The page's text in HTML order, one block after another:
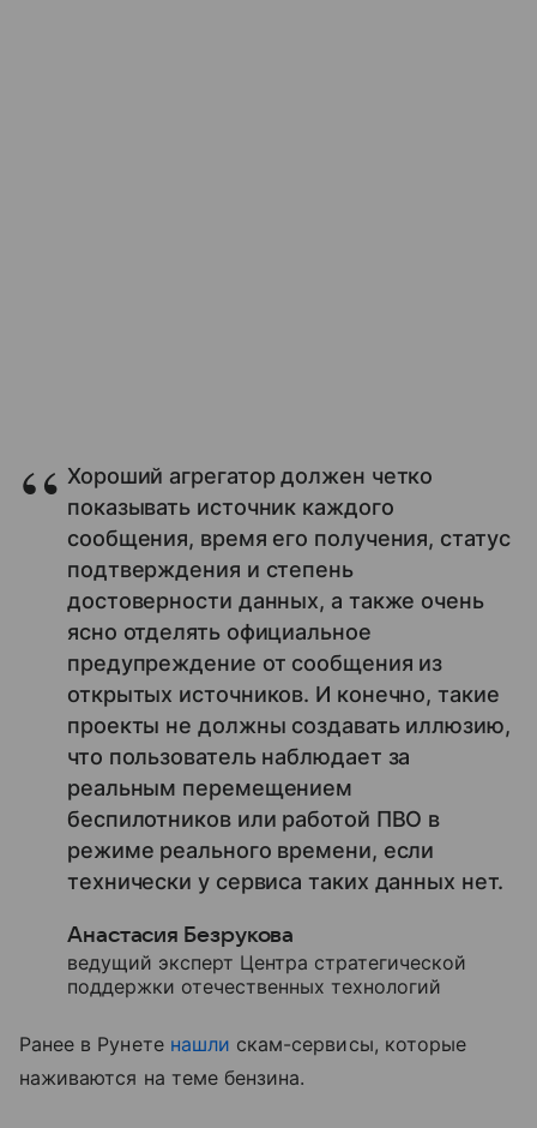
Хороший агрегатор должен четко
показывать источник каждого
сообщения, время его получения, статус
подтверждения и степень
достоверности данных, а также очень
ясно отделять официальное
предупреждение от сообщения из
открытых источников. И конечно, такие
проекты не должны создавать иллюзию,
что пользователь наблюдает за
реальным перемещением
беспилотников или работой ПВО в
режиме реального времени, если
технически у сервиса таких данных нет.
Анастасия Безрукова
ведущий эксперт Центра стратегической
поддержки отечественных технологий
Ранее в Рунете нашли скам-сервисы, которые
наживаются на теме бензина.